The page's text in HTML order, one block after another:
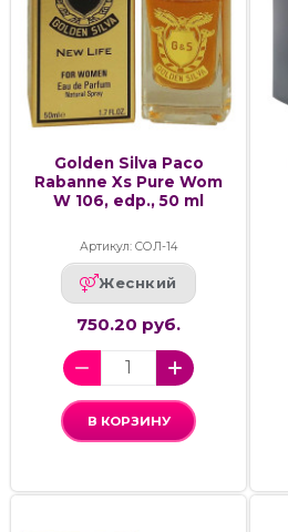
Golden Silva Paco
Rabanne Xs Pure Wom
W 106, edp., 50 ml
Артикул: СОЛ-14
Жеснкий
750.20 руб.
В КОРЗИНУ